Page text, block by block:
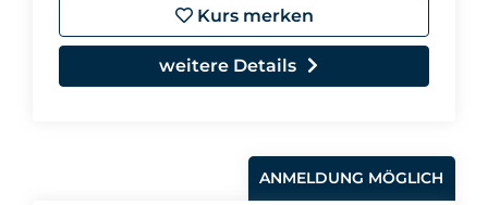
Kurs merken
weitere Details
ANMELDUNG MÖGLICH